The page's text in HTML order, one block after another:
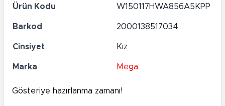
Ürün Kodu W150117HWA856A5KPP
Barkod 2000138517034
Cinsiyet Kız
Marka Mega
Gösteriye hazırlanma zamanı!